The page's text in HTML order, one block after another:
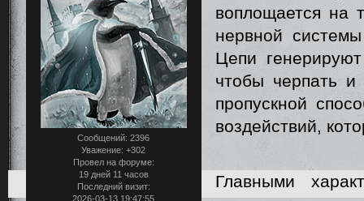
Сообщений: 2396
Уважение: +302
Провел на форуме:
19 дней 11 часов
Последний визит:
2026-03-13 19:47:55
воплощается на
нервной
Цепи
чтобы черпать
пропускной
воздействий,
Главными